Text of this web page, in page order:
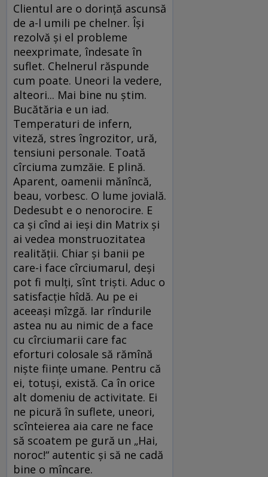
Clientul are o dorință ascunsă
de a-l umili pe chelner. Își
rezolvă și el probleme
neexprimate, îndesate în
suflet. Chelnerul răspunde
cum poate. Uneori la vedere,
alteori... Mai bine nu știm.
Bucătăria e un iad.
Temperaturi de infern,
viteză, stres îngrozitor, ură,
tensiuni personale. Toată
cîrciuma zumzăie. E plină.
Aparent, oamenii mănîncă,
beau, vorbesc. O lume jovială.
Dedesubt e o nenorocire. E
ca și cînd ai ieși din Matrix și
ai vedea monstruozitatea
realității. Chiar și banii pe
care-i face cîrciumarul, deși
pot fi mulți, sînt triști. Aduc o
satisfacție hîdă. Au pe ei
aceeași mîzgă. Iar rîndurile
astea nu au nimic de a face
cu cîrciumarii care fac
eforturi colosale să rămînă
niște ființe umane. Pentru că
ei, totuși, există. Ca în orice
alt domeniu de activitate. Ei
ne picură în suflete, uneori,
scînteierea aia care ne face
să scoatem pe gură un „Hai,
noroc!“ autentic și să ne cadă
bine o mîncare.